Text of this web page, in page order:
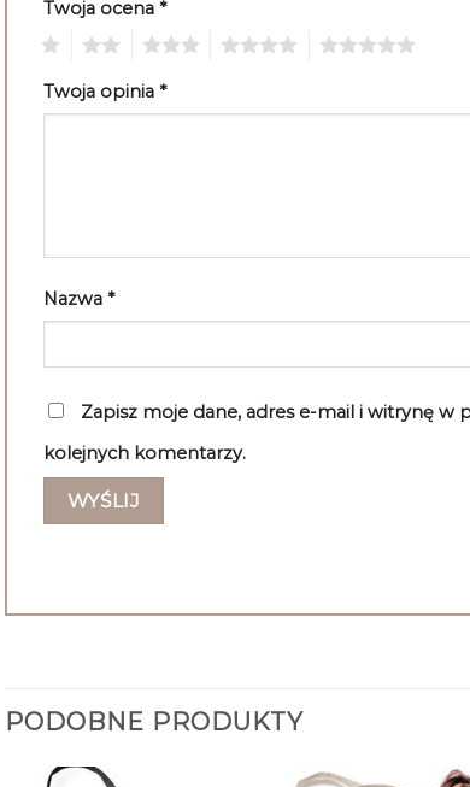
Twoja ocena *
Twoja opinia *
Nazwa *
Zapisz moje dane, adres e-mail i witrynę w
kolejnych komentarzy.
PODOBNE PRODUKTY